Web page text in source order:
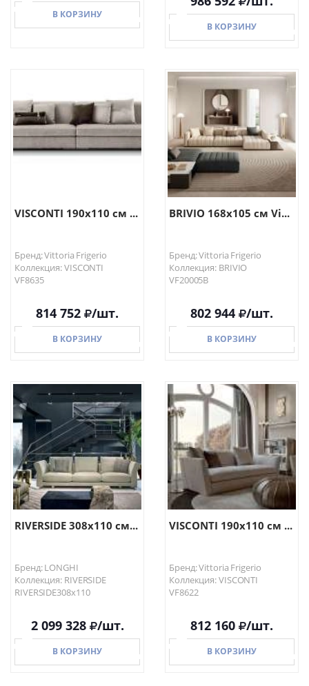
В КОРЗИНУ
В КОРЗИНУ
В КОРЗИНУ
VISCONTI 190х110 см ...
Бренд: Vittoria Frigerio
Коллекция: VISCONTI
VF8635
814 752 /шт.
В КОРЗИНУ
В КОРЗИНУ
BRIVIO 168х105 см Vi...
Бренд: Vittoria Frigerio
Коллекция: BRIVIO
VF20005B
802 944 /шт.
В КОРЗИНУ
В КОРЗИНУ
RIVERSIDE 308х110 см...
Бренд: LONGHI
Коллекция: RIVERSIDE
RIVERSIDE308х110
2 099 328 /шт.
В КОРЗИНУ
VISCONTI 190х110 см ...
Бренд: Vittoria Frigerio
Коллекция: VISCONTI
VF8622
812 160 /шт.
В КОРЗИНУ